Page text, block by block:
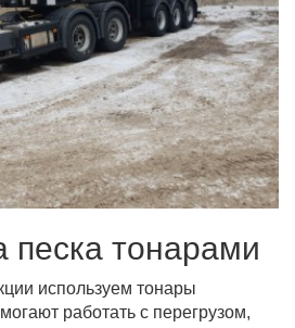
песка тонарами
используем тонары
работать с перегрузом,